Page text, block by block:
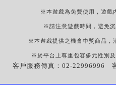
※本遊戲為免費使用，遊戲
※請注意遊戲時間，避免
※本遊戲提供之機會中獎商品，
※於平台上尊重包容多元性別
客戶服務傳真：02-22996996